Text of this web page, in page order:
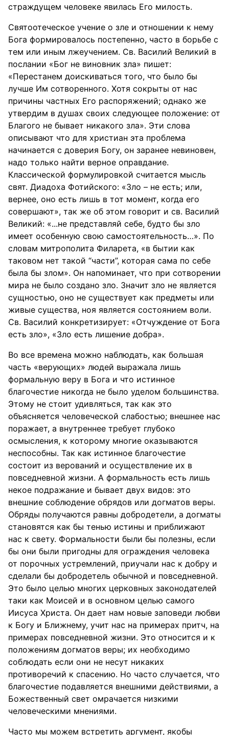
страждущем человеке явилась Его милость.
Святоотеческое учение о зле и отношении к нему
Бога формировалось постепенно, часто в борьбе с
тем или иным лжеучением. Св. Василий Великий в
послании «Бог не виновник зла» пишет:
«Перестанем доискиваться того, что было бы
лучше Им сотворенного. Хотя сокрыты от нас
причины частных Его распоряжений; однако же
утвердим в душах своих следующее положение: от
Благого не бывает никакого зла». Эти слова
описывают что для христиан эта проблема
начинается с доверия Богу, он заранее невиновен,
надо только найти верное оправдание.
Классической формулировкой считается мысль
свят. Диадоха Фотийского: «Зло – не есть; или,
вернее, оно есть лишь в тот момент, когда его
совершают», так же об этом говорит и св. Василий
Великий: «...не представляй себе, будто бы зло
имеет особенную свою самостоятельность…». По
словам митрополита Филарета, «в бытии как
таковом нет такой “части”, которая сама по себе
была бы злом». Он напоминает, что при сотворении
мира не было создано зло. Значит зло не является
сущностью, оно не существует как предметы или
живые существа, ноя является состоянием воли.
Св. Василий конкретизирует: «Отчуждение от Бога
есть зло», «Зло есть лишение добра».
Во все времена можно наблюдать, как большая
часть «верующих» людей выражала лишь
формальную веру в Бога и что истинное
благочестие никогда не было уделом большинства.
Этому не стоит удивляться, так как это
объясняется человеческой слабостью; внешнее нас
поражает, а внутреннее требует глубоко
осмысления, к которому многие оказываются
неспособны. Так как истинное благочестие
состоит из верований и осуществление их в
повседневной жизни. А формальность есть лишь
некое подражание и бывает двух видов: это
внешние соблюдение обрядов или догматов веры.
Обряды получаются равны добродетели, а догматы
становятся как бы тенью истины и приближают
нас к свету. Формальности были бы полезны, если
бы они были пригодны для ограждения человека
от порочных устремлений, приучали нас к добру и
сделали бы добродетель обычной и повседневной.
Это было целью многих церковных законодателей
таки как Моисей и в основном целью самого
Иисуса Христа. Он дает нам новые заповеди любви
к Богу и Ближнему, учит нас на примерах притч, на
примерах повседневной жизни. Это относится и к
положениям догматов веры; их необходимо
соблюдать если они не несут никаких
противоречий к спасению. Но часто случается, что
благочестие подавляется внешними действиями, а
Божественный свет омрачается низкими
человеческими мнениями.
Часто мы можем встретить аргумент, якобы